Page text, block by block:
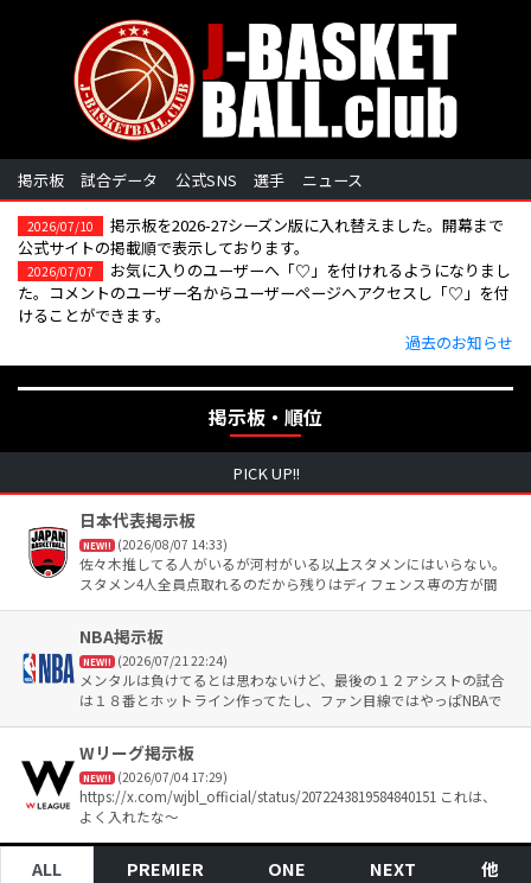
掲示板 試合データ 公式SNS 選手 ニュース
2026/07/10
掲示板を2026-27シーズン版に入れ替えました。開幕まで
公式サイトの掲載順で表示しております。
2026/07/07
お気に入りのユーザーへ「♡」を付けれるようになりまし
た。コメントのユーザー名からユーザーページへアクセスし「♡」を付
けることができます。
過去のお知らせ
掲示板・順位
PICK UP!!
日本代表掲示板
NEW!! (2026/08/07 14:33)
佐々木推してる人がいるが河村がいる以上スタメンにはいらない。
スタメン4人全員点取れるのだから残りはディフェンス専の方が間
NBA掲示板
NEW!! (2026/07/21 22:24)
メンタルは負けてるとは思わないけど、最後の１２アシストの試合
は１８番とホットライン作ってたし、ファン目線ではやっぱNBAで
仕込みのPG像は捨ててでも頑張ってほしい
Wリーグ掲示板
NEW!! (2026/07/04 17:29)
https://x.com/wjbl_official/status/2072243819584840151 これは、
よく入れたな〜
ALL PREMIER ONE NEXT 他